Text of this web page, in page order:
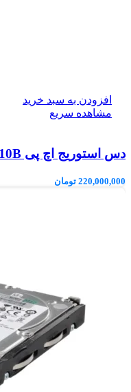
افزودن به سبد خرید
مشاهده سریع
دس استوریج اچ پی D3710 25SFF Q1J10B
220,000,000 تومان